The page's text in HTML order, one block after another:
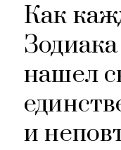
Как
нашел
и